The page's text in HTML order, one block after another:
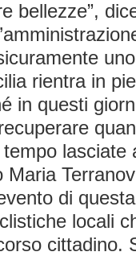
bellezze”,
rientra in
in questi
lasciate
di
locali
cittadino.